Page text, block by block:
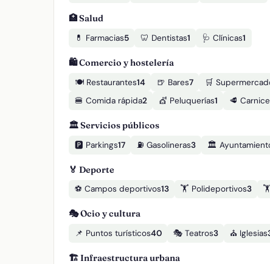
🏥 Salud
💊 Farmacias5 🦷 Dentistas1 🩺 Clínicas1
🛍️ Comercio y hostelería
🍽️ Restaurantes14 🍺 Bares7 🛒
🍔 Comida rápida2 💇 Peluquerías1 🥩
🏛️ Servicios públicos
🅿️ Parkings17 ⛽ Gasolineras3 🏛️
🏅 Deporte
⚽ Campos deportivos13 🏋️ Polideportivos3 🏋️
🎭 Ocio y cultura
📌 Puntos turísticos40 🎭 Teatros3 ⛪ Iglesias
🏗️ Infraestructura urbana